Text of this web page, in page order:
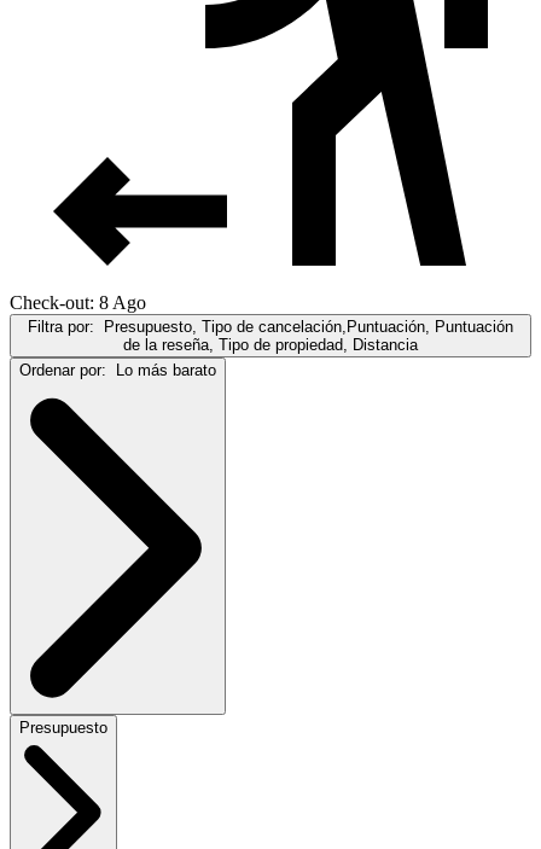
Check-out: 8 Ago
Filtra por:
Presupuesto, Tipo de cancelación,Puntuación, Puntuación
de la reseña, Tipo de propiedad, Distancia
Ordenar por:
Lo más barato
Presupuesto